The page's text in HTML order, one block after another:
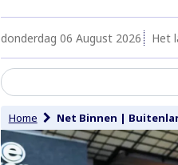
donderdag 06 August 2026 Het
Home Net Binnen |